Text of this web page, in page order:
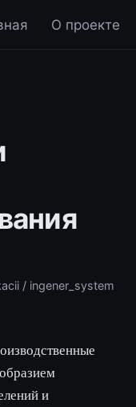
О проекте
/ ingener_system
и